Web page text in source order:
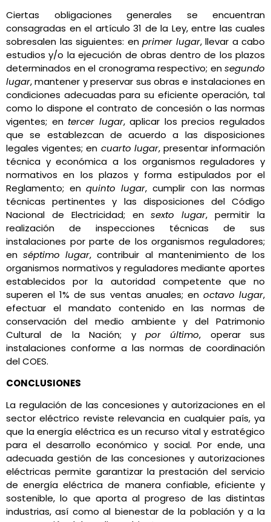
Ciertas obligaciones generales se encuentran
consagradas en el artículo 31 de la Ley, entre las cuales
sobresalen las siguientes: en primer lugar, llevar a cabo
estudios y/o la ejecución de obras dentro de los plazos
determinados en el cronograma respectivo; ensegundo
lugar, mantener y preservar sus obras e instalaciones en
condiciones adecuadas para su eficiente operación, tal
como lo dispone el contrato de concesión o las normas
vigentes; entercer lugar, aplicar los precios regulados
que se establezcan de acuerdo a las disposiciones
legales vigentes; en cuarto lugar, presentar información
técnica y económica a los organismos reguladores y
normativos en los plazos y forma estipulados por el
Reglamento; enquinto lugar, cumplir con las normas
técnicas pertinentes y las disposiciones del Código
Nacional de Electricidad; ensexto lugar, permitir la
realización de inspecciones técnicas de sus
instalaciones por parte de los organismos reguladores;
enséptimo lugar, contribuir al mantenimiento de los
organismos normativos y reguladores mediante aportes
establecidos por la autoridad competente que no
superen el 1% de sus ventas anuales; enoctavo lugar,
efectuar el mandato contenido en las normas de
conservación del medio ambiente y del Patrimonio
Cultural de la Nación; y por último, operar sus
instalaciones conforme a las normas de coordinación
del COES.
CONCLUSIONES
La regulación de las concesiones y autorizaciones en el
sector eléctrico reviste relevancia en cualquier país, ya
que la energía eléctrica es un recurso vital y estratégico
para el desarrollo económico y social. Por ende, una
adecuada gestión de las concesiones y autorizaciones
eléctricas permite garantizar la prestación del servicio
de energía eléctrica de manera confiable, eficiente y
sostenible, lo que aporta al progreso de las distintas
industrias, así como al bienestar de la población y a la